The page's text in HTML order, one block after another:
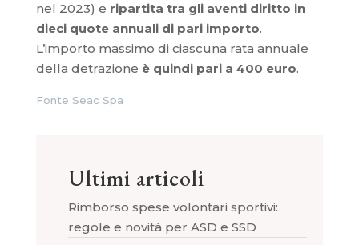
nel 2023) e ripartita tra gli aventi diritto in
dieci quote annuali di pari importo.
L’importo massimo di ciascuna rata annuale
della detrazione è quindi pari a 400 euro.
Fonte Seac Spa
Ultimi articoli
Rimborso spese volontari sportivi:
regole e novità per ASD e SSD